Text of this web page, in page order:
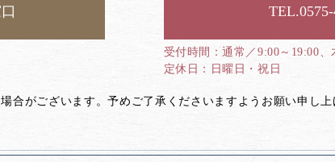
通常／9:00～19:00
日曜日・祝日
合がございます。予めご了承くださいますようお願い申し上